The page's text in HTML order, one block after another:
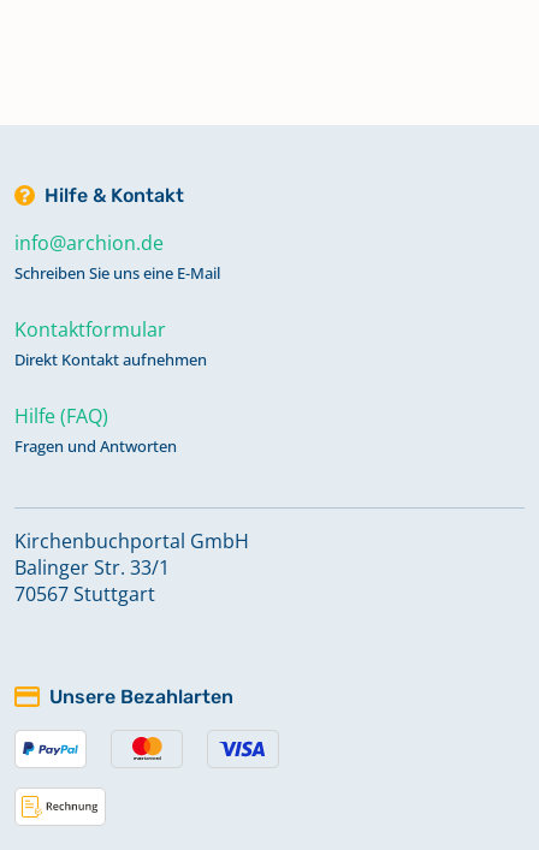
Hilfe & Kontakt
info@archion.de
Schreiben Sie uns eine E-Mail
Kontaktformular
Direkt Kontakt aufnehmen
Hilfe (FAQ)
Fragen und Antworten
Kirchenbuchportal GmbH
Balinger Str. 33/1
70567 Stuttgart
Unsere Bezahlarten